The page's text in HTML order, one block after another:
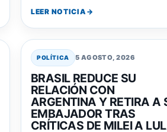
LEER NOTICIA
POLÍTICA 5 AGOSTO, 2026
BRASIL REDUCE SU
RELACIÓN CON
ARGENTINA Y RETIRA A
EMBAJADOR TRAS
CRÍTICAS DE MILEI A